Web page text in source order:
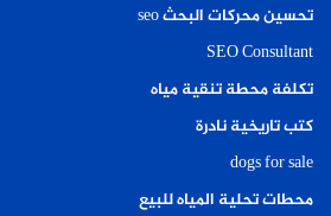
تحسين محركات البحث seo
SEO Consultant
تكلفة محطة تنقية مياه
كتب تاريخية نادرة
dogs for sale
محطات تحلية المياه للبيع